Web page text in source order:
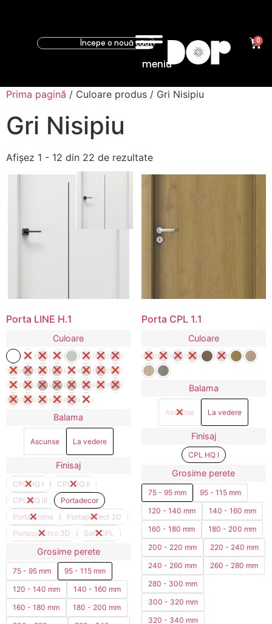
meniu
0
Prima pagină / Culoare produs / Gri Nisipiu
Gri Nisipiu
Afișez 1 - 12 din 22 de rezultate
Porta LINE H.1
Culoare
Balama
Ascunse La vedere
Finisaj
CPL HQ I
CPL HQ II
CPL HQ III
Portadecor
Portalamino
Portaperfect 3D
Portasynchro 3D
Soft CPL
Grosime perete
75 - 95 mm
95 - 115 mm
120 - 140 mm
140 - 160 mm
160 - 180 mm
180 - 200 mm
Porta CPL 1.1
Culoare
Balama
Ascunse La vedere
Finisaj
CPL HQ I
Grosime perete
75 - 95 mm
95 - 115 mm
120 - 140 mm
140 - 160 mm
160 - 180 mm
180 - 200 mm
200 - 220 mm
220 - 240 mm
240 - 260 mm
260 - 280 mm
280 - 300 mm
300 - 320 mm
320 - 340 mm